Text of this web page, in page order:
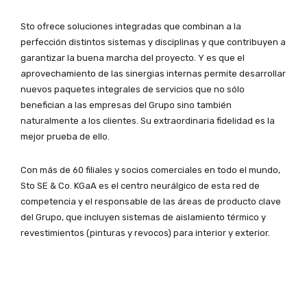
Sto ofrece soluciones integradas que combinan a la
perfección distintos sistemas y disciplinas y que contribuyen a
garantizar la buena marcha del proyecto. Y es que el
aprovechamiento de las sinergias internas permite desarrollar
nuevos paquetes integrales de servicios que no sólo
benefician a las empresas del Grupo sino también
naturalmente a los clientes. Su extraordinaria fidelidad es la
mejor prueba de ello.
Con más de 60 filiales y socios comerciales en todo el mundo,
Sto SE & Co. KGaA es el centro neurálgico de esta red de
competencia y el responsable de las áreas de producto clave
del Grupo, que incluyen sistemas de aislamiento térmico y
revestimientos (pinturas y revocos) para interior y exterior.